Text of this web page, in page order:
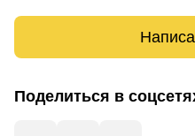
Поделиться в